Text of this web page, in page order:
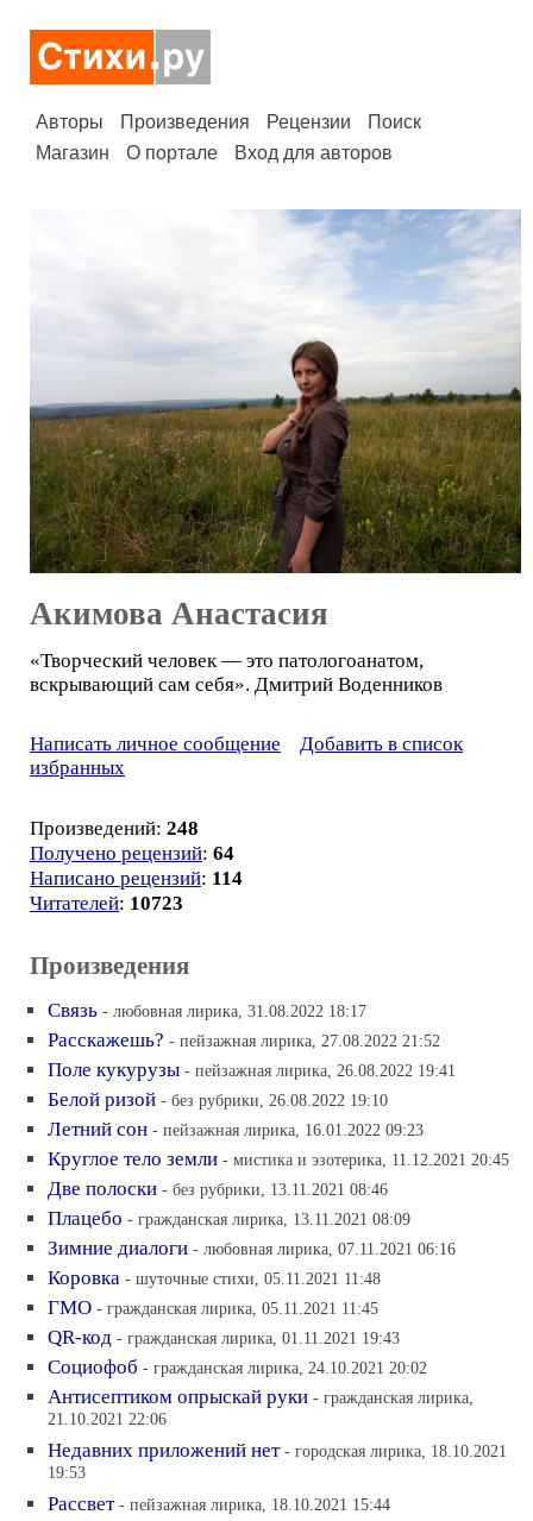
Авторы Произведения Рецензии
Поиск
Магазин
О портале Вход для авторов
Акимова Анастасия
«Творческий человек — это патологоанатом,
вскрывающий сам себя». Дмитрий Воденников
Написать личное сообщение
Добавить в список
избранных
Произведений: 248
Получено рецензий: 64
Написано рецензий: 114
Читателей: 10723
Произведения
Связь - любовная лирика, 31.08.2022 18:17
Расскажешь? - пейзажная лирика, 27.08.2022 21:52
Поле кукурузы - пейзажная лирика, 26.08.2022 19:41
Белой ризой - без рубрики, 26.08.2022 19:10
Летний сон - пейзажная лирика, 16.01.2022 09:23
Круглое тело земли - мистика и эзотерика, 11.12.2021 20:45
Две полоски - без рубрики, 13.11.2021 08:46
Плацебо - гражданская лирика, 13.11.2021 08:09
Зимние диалоги - любовная лирика, 07.11.2021 06:16
Коровка - шуточные стихи, 05.11.2021 11:48
ГМО - гражданская лирика, 05.11.2021 11:45
QR-код - гражданская лирика, 01.11.2021 19:43
Социофоб - гражданская лирика, 24.10.2021 20:02
Антисептиком опрыскай руки - гражданская лирика,
21.10.2021 22:06
Недавних приложений нет - городская лирика, 18.10.2021
19:53
Рассвет - пейзажная лирика, 18.10.2021 15:44